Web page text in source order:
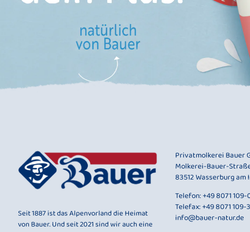
Seit 1887 ist das Alpenvorland die Heimat
von Bauer. Und seit 2021 sind wir auch eine
Privatmolkerei Bauer
Molkerei-Bauer-
83512 Wasserburg am
Telefon:+49 8071 109-
Telefax: +49 8071 109-
info@bauer-natur.de